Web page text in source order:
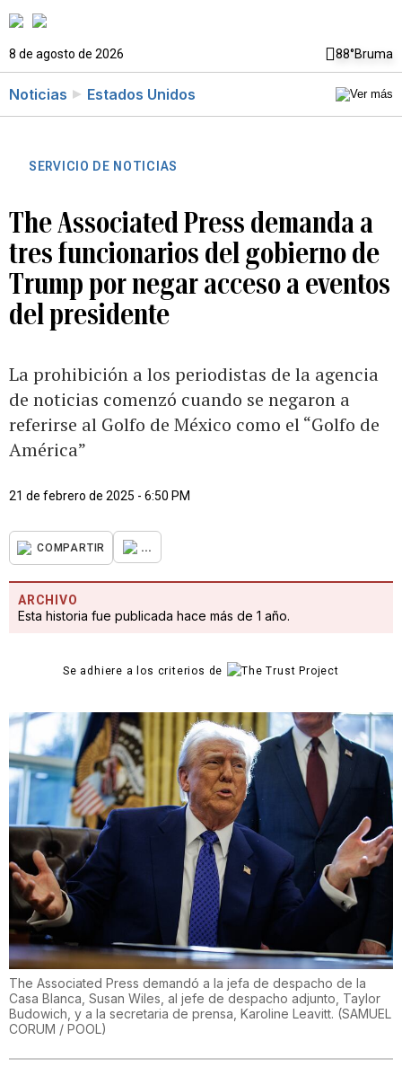
8 de agosto de 2026 88°Bruma
Noticias Estados Unidos
SERVICIO DE NOTICIAS
The Associated Press demanda a
tres funcionarios del gobierno de
Trump por negar acceso a eventos
del presidente
La prohibición a los periodistas de la agencia
de noticias comenzó cuando se negaron a
referirse al Golfo de México como el “Golfo de
América”
21 de febrero de 2025 - 6:50 PM
COMPARTIR ...
ARCHIVO
Esta historia fue publicada hace más de 1 año.
Se adhiere a los criterios de
The Associated Press demandó a la jefa de despacho de la
Casa Blanca, Susan Wiles, al jefe de despacho adjunto, Taylor
Budowich, y a la secretaria de prensa, Karoline Leavitt. (SAMUEL
CORUM / POOL)